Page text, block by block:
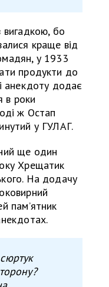
вигадкою, бо
краще від
у 1933
продукти до
анекдоту додає
в роки
ж Остап
у ГУЛАГ.
ще один
Хрещатик
На додачу
пам’ятник